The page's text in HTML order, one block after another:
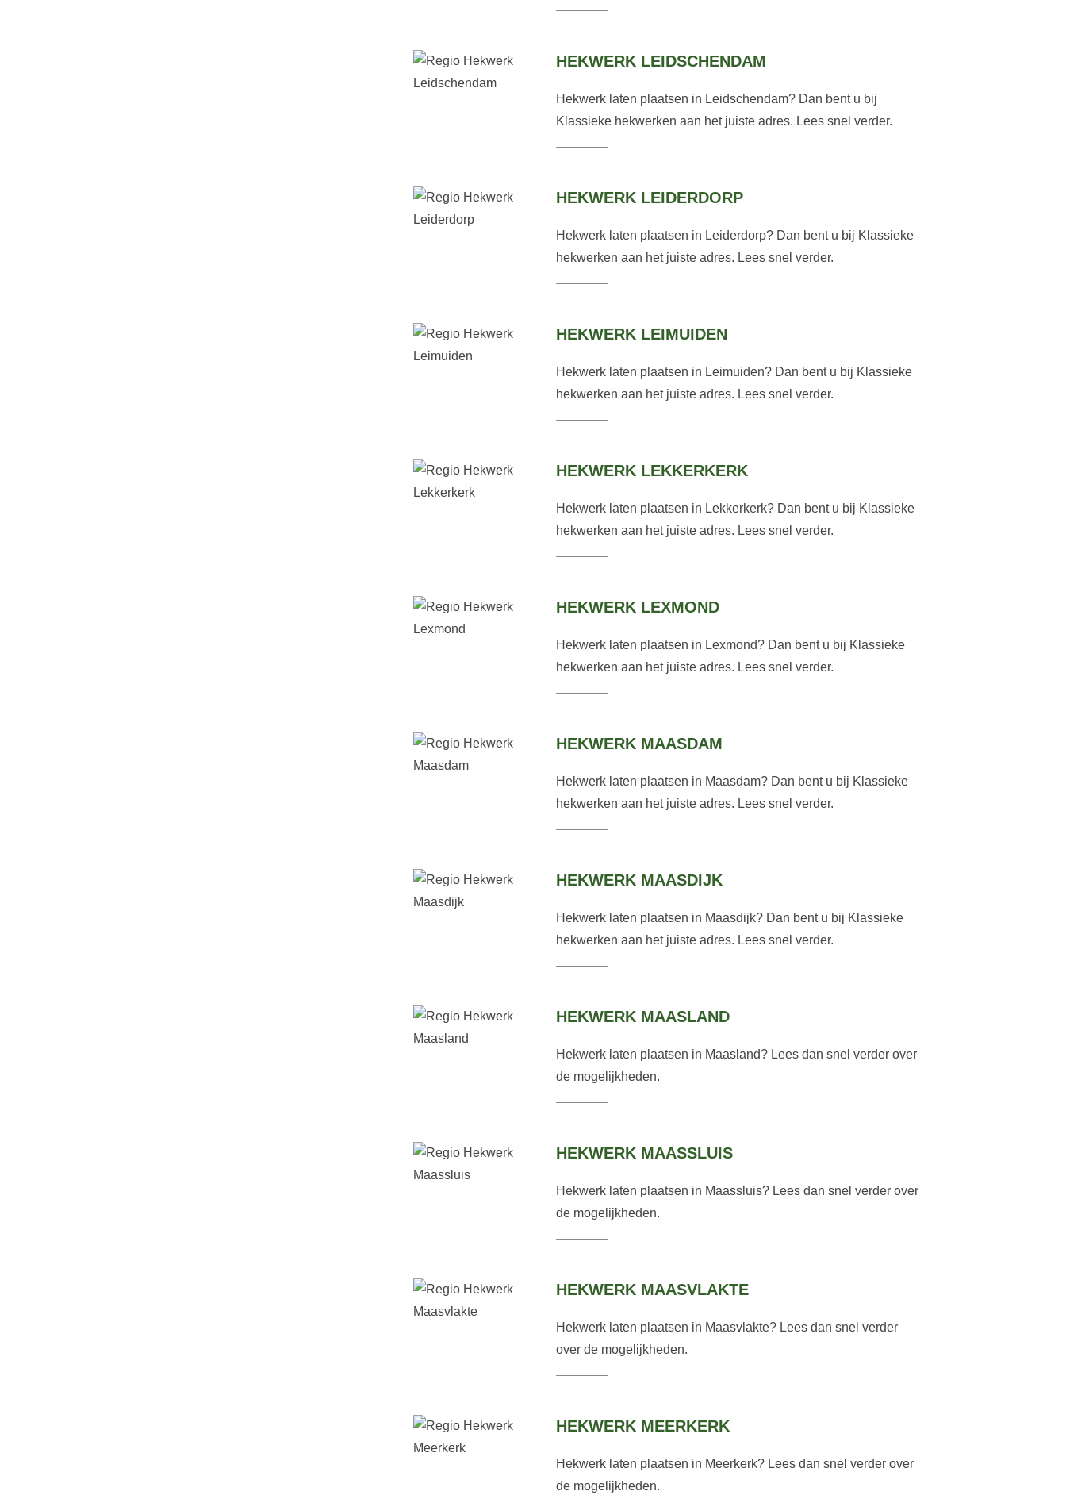
HEKWERK LEIDSCHENDAM
Hekwerk laten plaatsen in Leidschendam? Dan bent u bij
Klassieke hekwerken aan het juiste adres. Lees snel verder.
HEKWERK LEIDERDORP
Hekwerk laten plaatsen in Leiderdorp? Dan bent u bij Klassieke
hekwerken aan het juiste adres. Lees snel verder.
HEKWERK LEIMUIDEN
Hekwerk laten plaatsen in Leimuiden? Dan bent u bij Klassieke
hekwerken aan het juiste adres. Lees snel verder.
HEKWERK LEKKERKERK
Hekwerk laten plaatsen in Lekkerkerk? Dan bent u bij Klassieke
hekwerken aan het juiste adres. Lees snel verder.
HEKWERK LEXMOND
Hekwerk laten plaatsen in Lexmond? Dan bent u bij Klassieke
hekwerken aan het juiste adres. Lees snel verder.
HEKWERK MAASDAM
Hekwerk laten plaatsen in Maasdam? Dan bent u bij Klassieke
hekwerken aan het juiste adres. Lees snel verder.
HEKWERK MAASDIJK
Hekwerk laten plaatsen in Maasdijk? Dan bent u bij Klassieke
hekwerken aan het juiste adres. Lees snel verder.
HEKWERK MAASLAND
Hekwerk laten plaatsen in Maasland? Lees dan snel verder over
de mogelijkheden.
HEKWERK MAASSLUIS
Hekwerk laten plaatsen in Maassluis? Lees dan snel verder over
de mogelijkheden.
HEKWERK MAASVLAKTE
Hekwerk laten plaatsen in Maasvlakte? Lees dan snel verder
over de mogelijkheden.
HEKWERK MEERKERK
Hekwerk laten plaatsen in Meerkerk? Lees dan snel verder over
de mogelijkheden.